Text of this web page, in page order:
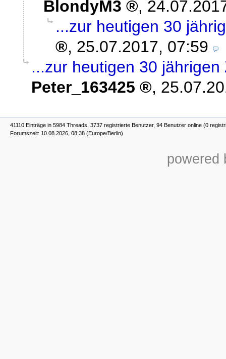
BlondyM3 ,
...zur heutigen 30
, 25.07.2017, 07:59
...zur heutigen 30
Peter_163425
,
41110 Einträge in 5984 Threads, 3737 registrierte Benutzer, 94 Benutzer online (0
Forumszeit: 10.08.2026, 08:38 (Europe/Berlin)
powered